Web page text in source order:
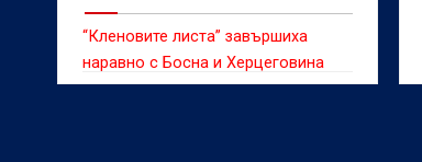
“Кленовите листа” завършиха
наравно с Босна и Херцеговина